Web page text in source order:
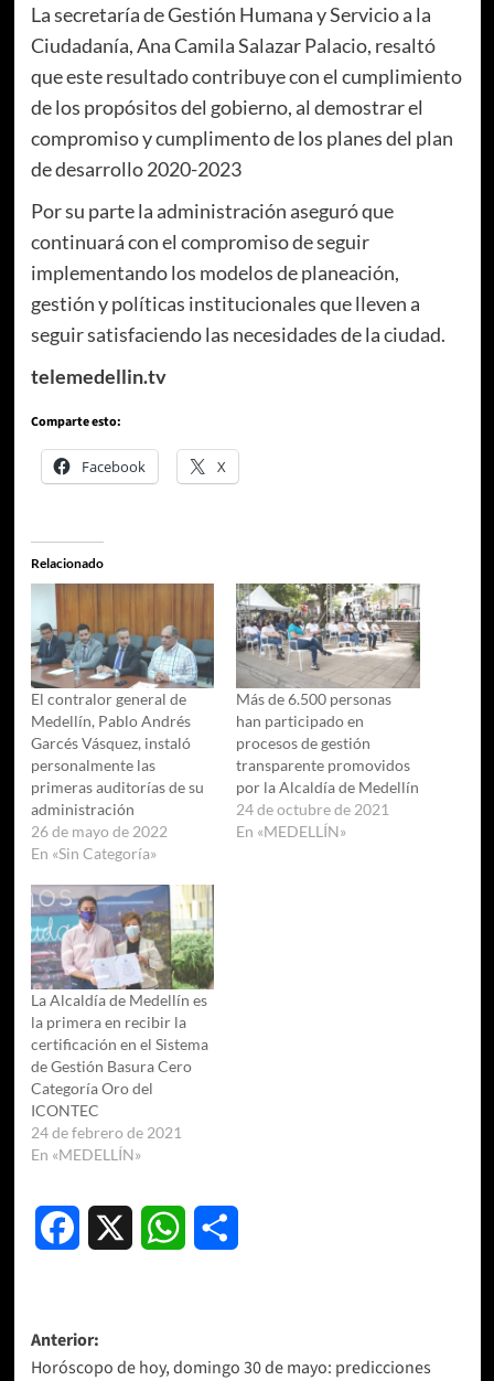
La secretaría de Gestión Humana y Servicio a la
Ciudadanía, Ana Camila Salazar Palacio, resaltó
que este resultado contribuye con el cumplimiento
de los propósitos del gobierno, al demostrar el
compromiso y cumplimento de los planes del plan
de desarrollo 2020-2023
Por su parte la administración aseguró que
continuará con el compromiso de seguir
implementando los modelos de planeación,
gestión y políticas institucionales que lleven a
seguir satisfaciendo las necesidades de la ciudad.
telemedellin.tv
Comparte esto:
Facebook X
Relacionado
El contralor general de
Medellín, Pablo Andrés
Garcés Vásquez, instaló
personalmente las
primeras auditorías de su
administración
26 de mayo de 2022
En «Sin Categoría»
Más de 6.500 personas
han participado en
procesos de gestión
transparente promovidos
por la Alcaldía de Medellín
24 de octubre de 2021
En «MEDELLÍN»
La Alcaldía de Medellín es
la primera en recibir la
certificación en el Sistema
de Gestión Basura Cero
Categoría Oro del
ICONTEC
24 de febrero de 2021
En «MEDELLÍN»
Facebook WhatsApp
Navegación
Anterior:
Horóscopo de hoy, domingo 30 de mayo: predicciones